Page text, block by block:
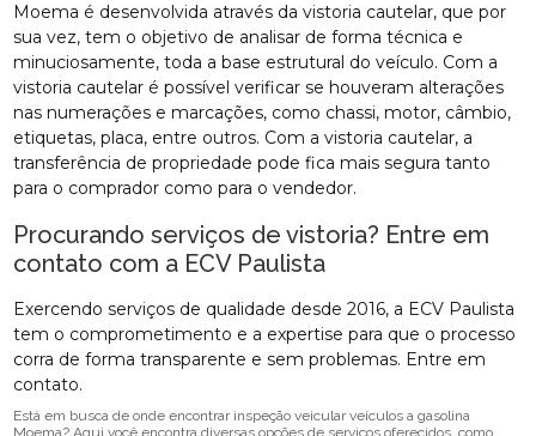
Moema é desenvolvida através da vistoria cautelar, que por
sua vez, tem o objetivo de analisar de forma técnica e
minuciosamente, toda a base estrutural do veículo. Com a
vistoria cautelar é possível verificar se houveram alterações
nas numerações e marcações, como chassi, motor, câmbio,
etiquetas, placa, entre outros. Com a vistoria cautelar, a
transferência de propriedade pode fica mais segura tanto
para o comprador como para o vendedor.
Procurando serviços de vistoria? Entre em
contato com a ECV Paulista
Exercendo serviços de qualidade desde 2016, a ECV Paulista
tem o comprometimento e a expertise para que o processo
corra de forma transparente e sem problemas. Entre em
contato.
Está em busca de onde encontrar inspeção veicular veículos a gasolina